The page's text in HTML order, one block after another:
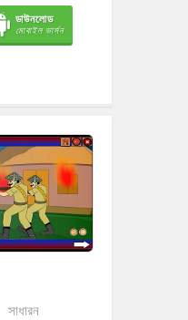
ডাউনলোড
মোবাইল ভার্সন
সাধারন